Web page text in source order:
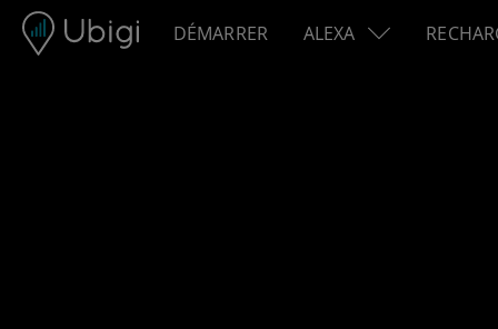
Skip to content
DÉMARRER ALEXA